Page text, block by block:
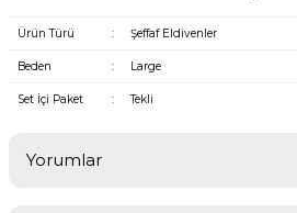
Ürün Türü : Şeffaf Eldivenler
Beden : Large
Set İçi Paket : Tekli
Yorumlar